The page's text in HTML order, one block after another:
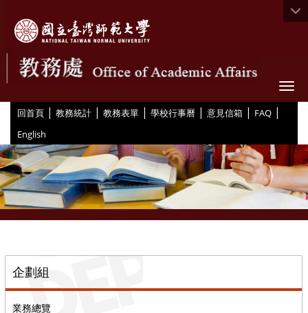
回首頁 | 教務統計 | 教務表單 | 學校行事曆 | 意見信箱 | FAQ |
English
企劃組
業務總覽